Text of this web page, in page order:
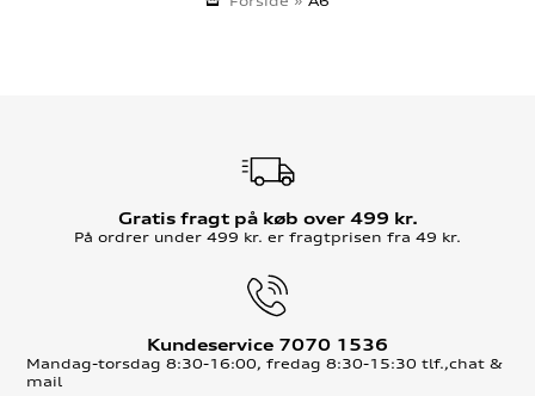
Gratis fragt på køb over 499 kr.
På ordrer under 499 kr. er fragtprisen fra 49 kr.
Kundeservice 7070 1536
Mandag-torsdag 8:30-16:00, fredag 8:30-15:30 tlf.,chat &
mail